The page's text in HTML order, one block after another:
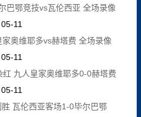
巴鄂竞技vs瓦伦西亚 全场录像
05-11
奥维耶多vs赫塔费 全场录像
05-11
九人皇家奥维耶多0-0赫塔费
05-11
瓦伦西亚客场1-0毕尔巴鄂